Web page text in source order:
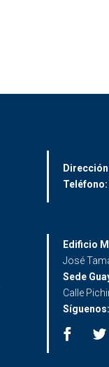
Teléfono:
Edificio
José
Sede
Calle
Síguenos: